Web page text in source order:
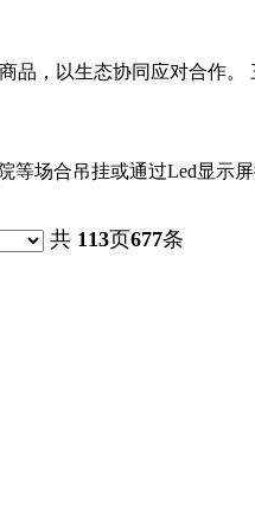
品，以生态协同应对合作。
场合吊挂或通过Led显示
共 113页677条